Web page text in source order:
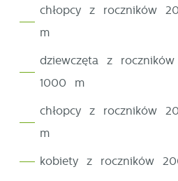
chłopcy z roczników
m
dziewczęta z
1000 m
chłopcy z roczników
m
kobiety z roczników
informacje są przetwarzane w
Wyrażenie zgody na
gwarantuje dostępność
najciekawsze informacje i
naszych partnerów.
Promocyjne pliki cookies
naszych komunikatów na
przeglądanej witryny
mogą pojawić się na stronach
lub firm będących naszymi
Więcej